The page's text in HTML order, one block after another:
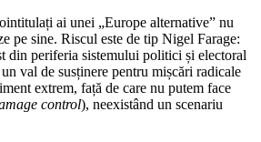
ai unei „Europe alternative” nu
pe sine. Riscul este de tip Nigel Farage:
din periferia sistemului politici și electoral
un val de susținere pentru mișcări radicale
extrem, față de care nu putem face
control), neexistând un scenariu